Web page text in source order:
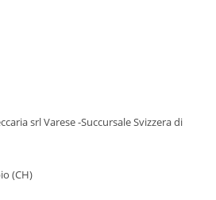
srl Varese -Succursale Svizzera di
(CH)